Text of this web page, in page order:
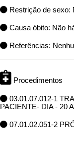
Restrição de sexo:
Causa óbito: Não
Referências:
Procedimentos
03.01.07.012-1
PACIENTE- DIA - 20
07.01.02.051-2